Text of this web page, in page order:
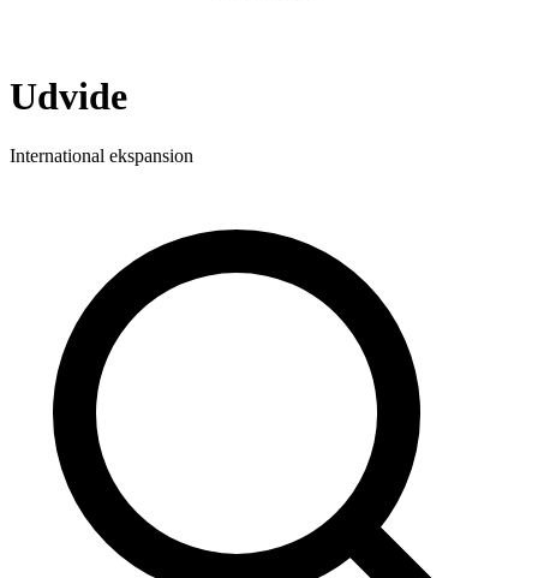
Udvide
International ekspansion